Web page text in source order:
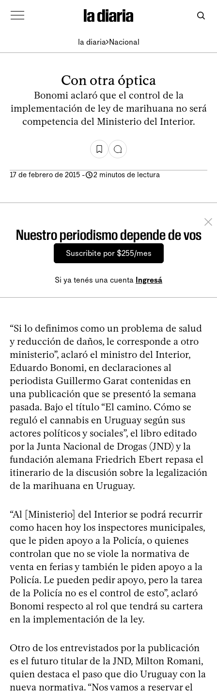
la diaria Nacional
Con otra óptica
Bonomi aclaró que el control de la
implementación de ley de marihuana no será
competencia del Ministerio del Interior.
17 de febrero de 2015 - 2 minutos de lectura
Nuestro periodismo depende de vos
Suscribite por $255/mes
Si ya tenés una cuenta Ingresá
“Si lo definimos como un problema de salud
y reducción de daños, le corresponde a otro
ministerio”, aclaró el ministro del Interior,
Eduardo Bonomi, en declaraciones al
periodista Guillermo Garat contenidas en
una publicación que se presentó la semana
pasada. Bajo el título “El camino. Cómo se
reguló el cannabis en Uruguay según sus
actores políticos y sociales”, el libro editado
por la Junta Nacional de Drogas (JND) y la
fundación alemana Friedrich Ebert repasa el
itinerario de la discusión sobre la legalización
de la marihuana en Uruguay.
“Al [Ministerio] del Interior se podrá recurrir
como hacen hoy los inspectores municipales,
que le piden apoyo a la Policía, o quienes
controlan que no se viole la normativa de
venta en ferias y también le piden apoyo a la
Policía. Le pueden pedir apoyo, pero la tarea
de la Policía no es el control de esto”, aclaró
Bonomi respecto al rol que tendrá su cartera
en la implementación de la ley.
Otro de los entrevistados por la publicación
es el futuro titular de la JND, Milton Romani,
quien destaca el paso que dio Uruguay con la
nueva normativa. “Nos vamos a reservar el